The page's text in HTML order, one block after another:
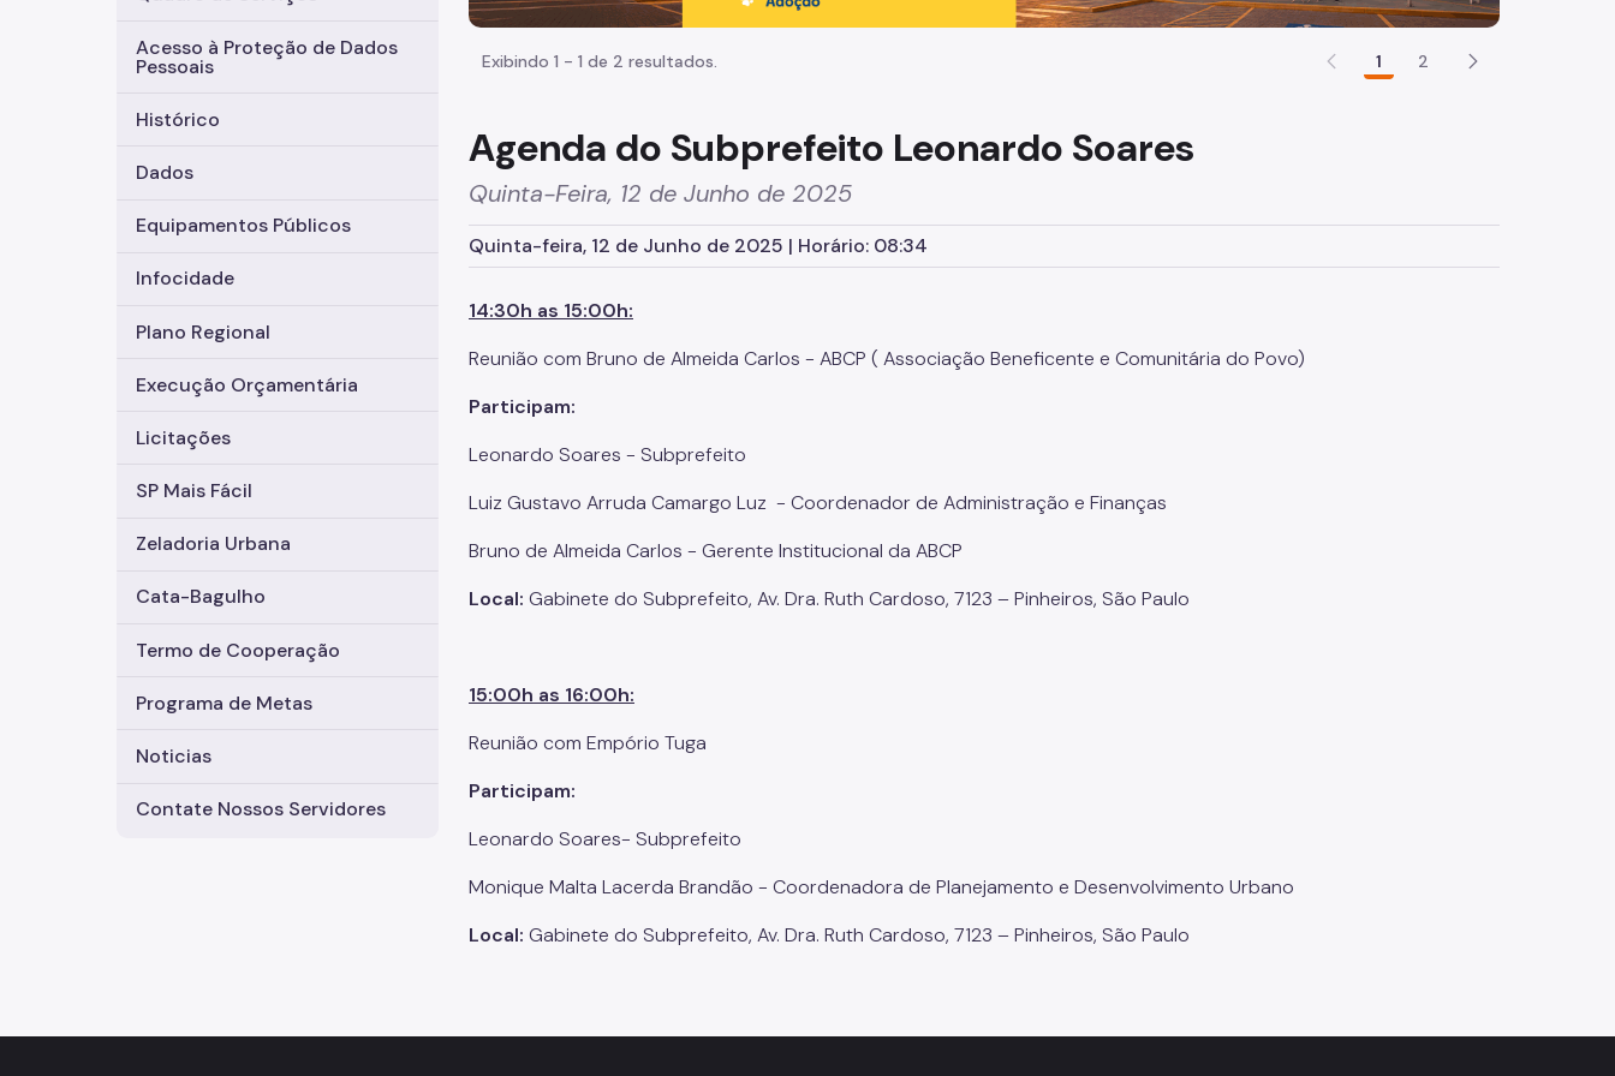
Acesso à Proteção de Dados
Pessoais
Histórico
Dados
Equipamentos Públicos
Infocidade
Plano Regional
Execução Orçamentária
Licitações
SP Mais Fácil
Zeladoria Urbana
Cata-Bagulho
Termo de Cooperação
Programa de Metas
Noticias
Contate Nossos Servidores
Exibindo 1 - 1 de 2 resultados. 1 2
Agenda do Subprefeito Leonardo Soares
Quinta-Feira, 12 de Junho de 2025
Quinta-feira, 12 de Junho de 2025 | Horário: 08:34
14:30h as 15:00h:
Reunião com Bruno de Almeida Carlos - ABCP ( Associação Beneficente e Comunitária do Povo)
Participam:
Leonardo Soares - Subprefeito
Luiz Gustavo Arruda Camargo Luz - Coordenador de Administração e Finanças
Bruno de Almeida Carlos - Gerente Institucional da ABCP
Local: Gabinete do Subprefeito, Av. Dra. Ruth Cardoso, 7123 – Pinheiros, São Paulo
15:00h as 16:00h:
Reunião com Empório Tuga
Participam:
Leonardo Soares- Subprefeito
Monique Malta Lacerda Brandão - Coordenadora de Planejamento e Desenvolvimento Urbano
Local: Gabinete do Subprefeito, Av. Dra. Ruth Cardoso, 7123 – Pinheiros, São Paulo